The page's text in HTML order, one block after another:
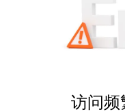
访问频